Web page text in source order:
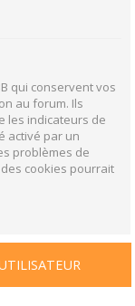
qui conservent vos
au forum. Ils
les indicateurs de
activé par un
problèmes de
cookies pourrait